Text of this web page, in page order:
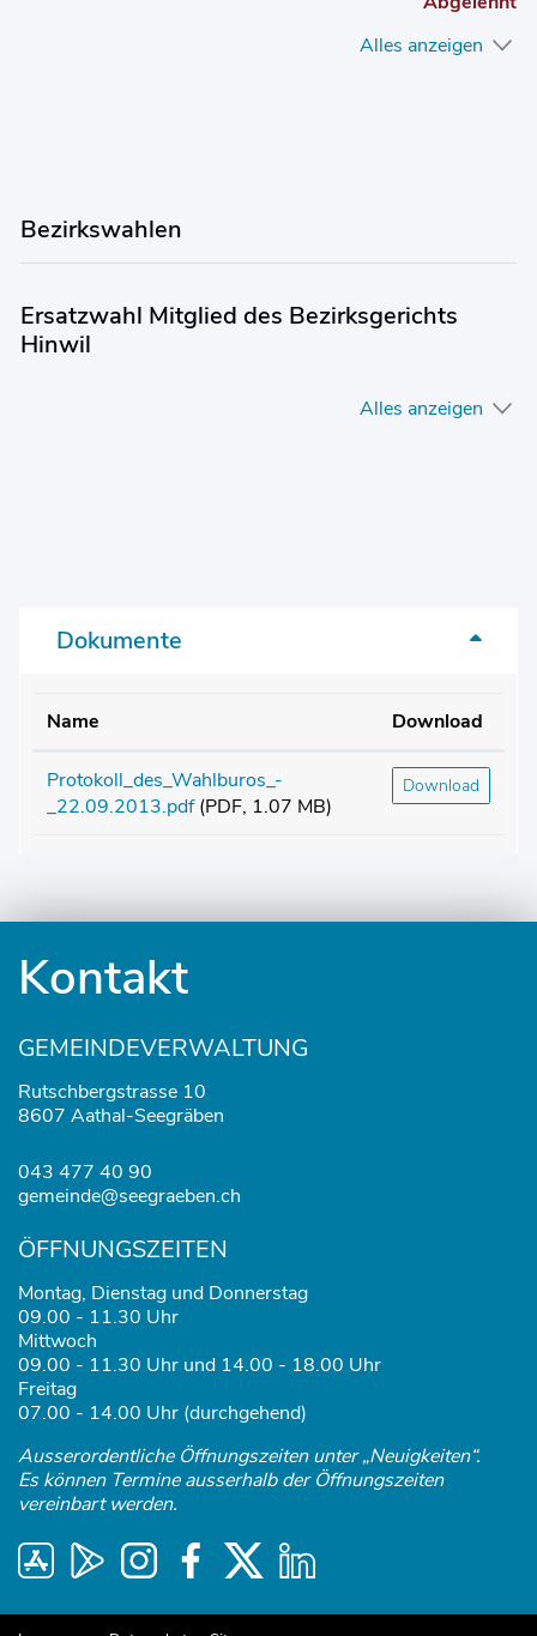
Alles anzeigen
Bezirkswahlen
Ersatzwahl Mitglied des Bezirksgerichts
Hinwil
Alles anzeigen
Dokumente
Name Download
Protokoll_des_Wahlburos_-
_22.09.2013.pdf (PDF, 1.07 MB)
Download
Kontakt
GEMEINDEVERWALTUNG
Rutschbergstrasse 10
8607 Aathal-Seegräben
043 477 40 90
gemeinde@seegraeben.ch
ÖFFNUNGSZEITEN
Montag, Dienstag und Donnerstag
09.00 - 11.30 Uhr
Mittwoch
09.00 - 11.30 Uhr und 14.00 - 18.00 Uhr
Freitag
07.00 - 14.00 Uhr (durchgehend)
Ausserordentliche Öffnungszeiten unter „Neuigkeiten“.
Es können Termine ausserhalb der Öffnungszeiten
vereinbart werden.